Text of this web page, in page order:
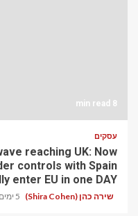
8 min read
עסקים
reaching UK: Now
controls with Spain
enter EU in one DAY
שירה כהן (Shira Cohen) 5 ימים ago